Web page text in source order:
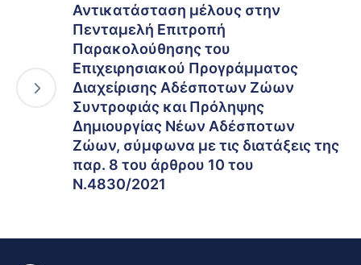
Αντικατάσταση μέλους στην
Πενταμελή Επιτροπή
Παρακολούθησης του
Επιχειρησιακού Προγράμματος
Διαχείρισης Αδέσποτων Ζώων
Συντροφιάς και Πρόληψης
Δημιουργίας Νέων Αδέσποτων
Ζώων, σύμφωνα με τις διατάξεις της
παρ. 8 του άρθρου 10 του
Ν.4830/2021